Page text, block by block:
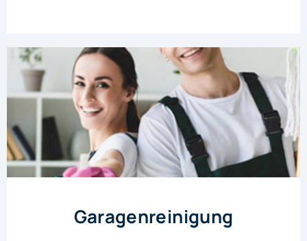
Garagenreinigung